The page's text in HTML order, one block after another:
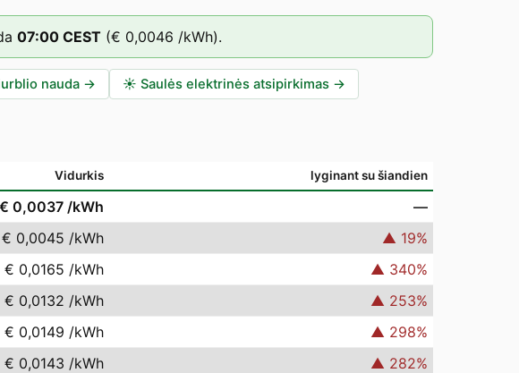
07:00 CEST (€ 0,0046 /kWh).
nauda → ☀️ Saulės elektrinės atsipirkimas →
Vidurkis lyginant su šiandien
€ 0,0037 /kWh
—
€ 0,0045 /kWh ▲ 19%
€ 0,0165 /kWh ▲ 340%
€ 0,0132 /kWh ▲ 253%
€ 0,0149 /kWh ▲ 298%
€ 0,0143 /kWh ▲ 282%